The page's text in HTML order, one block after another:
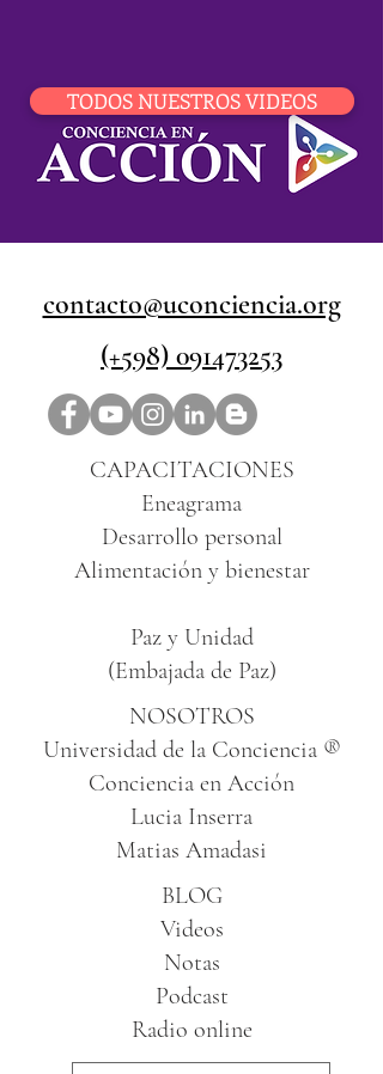
TODOS NUESTROS VIDEOS
contacto@uconciencia.org
(+598) 091473253
CAPACITACIONES
Eneagrama
Desarrollo personal
Alimentación y bienestar
Paz y Unidad
(Embajada de Paz)
NOSOTROS
Universidad de la Conciencia ®
Conciencia en Acción
Lucia Inserra
Matias Amadasi
BLOG
Videos
Notas
Podcast
Radio online